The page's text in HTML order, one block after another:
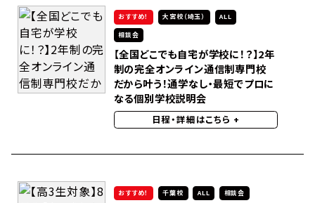
おすすめ！ 大宮校（埼玉）
ALL
相談会
【全国どこでも自宅が学校に！？】2年
制の完全オンライン通信制専門校
だから叶う！通学なし・最短でプロに
なる個別学校説明会
日程・詳細はこちら +
おすすめ！ 千葉校 ALL 相談会